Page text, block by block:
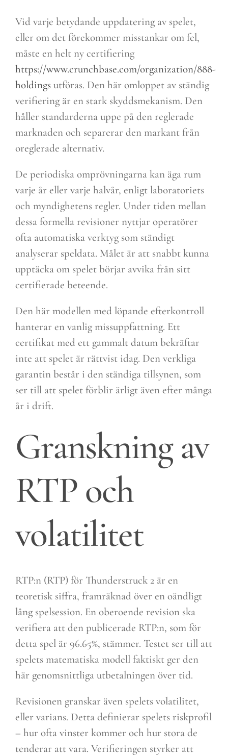
Vid varje betydande uppdatering av spelet,
eller om det förekommer misstankar om fel,
måste en helt ny certifiering
https://www.crunchbase.com/organization/888-
holdings utföras. Den här omloppet av ständig
verifiering är en stark skyddsmekanism. Den
håller standarderna uppe på den reglerade
marknaden och separerar den markant från
oreglerade alternativ.
De periodiska omprövningarna kan äga rum
varje år eller varje halvår, enligt laboratoriets
och myndighetens regler. Under tiden mellan
dessa formella revisioner nyttjar operatörer
ofta automatiska verktyg som ständigt
analyserar speldata. Målet är att snabbt kunna
upptäcka om spelet börjar avvika från sitt
certifierade beteende.
Den här modellen med löpande efterkontroll
hanterar en vanlig missuppfattning. Ett
certifikat med ett gammalt datum bekräftar
inte att spelet är rättvist idag. Den verkliga
garantin består i den ständiga tillsynen, som
ser till att spelet förblir ärligt även efter många
år i drift.
Granskning av
RTP och
volatilitet
RTP:n (RTP) för Thunderstruck 2 är en
teoretisk siffra, framräknad över en oändligt
lång spelsession. En oberoende revision ska
verifiera att den publicerade RTP:n, som för
detta spel är 96.65%, stämmer. Testet ser till att
spelets matematiska modell faktiskt ger den
här genomsnittliga utbetalningen över tid.
Revisionen granskar även spelets volatilitet,
eller varians. Detta definierar spelets riskprofil
– hur ofta vinster kommer och hur stora de
tenderar att vara. Verifieringen styrker att